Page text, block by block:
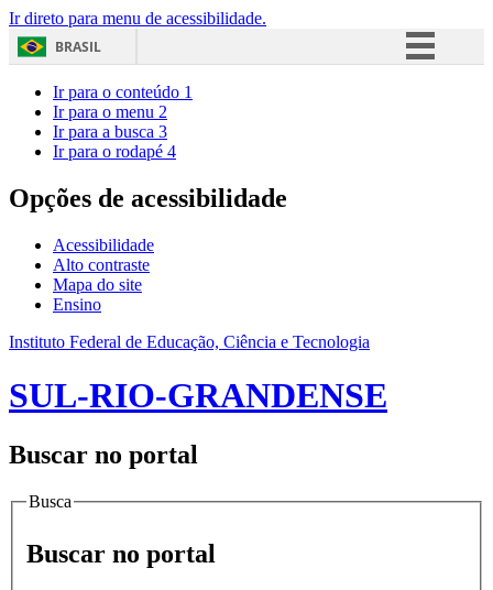
Ir direto para menu de acessibilidade.
BRASIL
Acesso à informação
Ir para o conteúdo 1
Ir para o menu 2
Ir para a busca 3
Ir para o rodapé 4
Opções de acessibilidade
Acessibilidade
Alto contraste
Mapa do site
Ensino
Instituto Federal de Educação, Ciência e Tecnologia
SUL-RIO-GRANDENSE
Buscar no portal
Busca
Buscar no portal